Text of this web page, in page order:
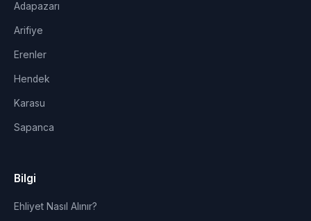
Adapazarı
Arifiye
Erenler
Hendek
Karasu
Sapanca
Bilgi
Ehliyet Nasıl Alınır?